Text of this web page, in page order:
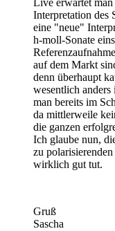
Live erwartet
Interpretation des
eine "neue"
h-moll-Sonate
auf dem Markt
denn überhaupt
wesentlich
man bereits im
da mittlerweile
die ganzen
Ich glaube nun,
zu
wirklich gut tut.
Gruß
Sascha